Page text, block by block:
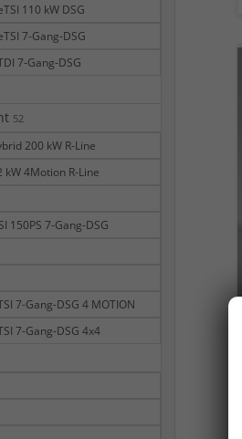
110 kW DSG
7-Gang-DSG
7-Gang-DSG
52
200 kW R-Line
kW 4Motion R-Line
150PS 7-Gang-DSG
7-Gang-DSG 4 MOTION
7-Gang-DSG 4x4